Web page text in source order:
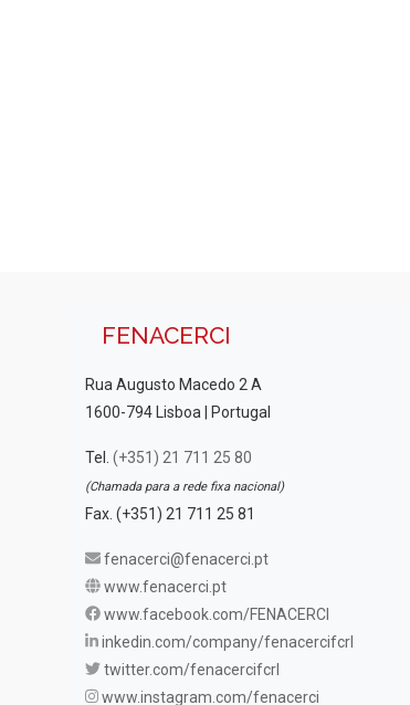
FENACERCI
Rua Augusto Macedo 2 A
1600-794 Lisboa | Portugal
Tel. (+351) 21 711 25 80
(Chamada para a rede fixa nacional)
Fax. (+351) 21 711 25 81
fenacerci@fenacerci.pt
www.fenacerci.pt
www.facebook.com/FENACERCI
inkedin.com/company/fenacercifcrl
twitter.com/fenacercifcrl
www.instagram.com/fenacerci